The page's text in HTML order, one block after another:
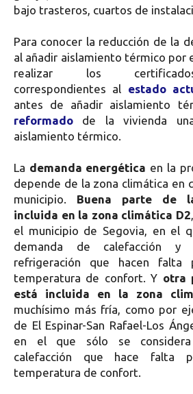
bajo trasteros, cuartos de
Para conocer la reducción de la
al añadir aislamiento térmico por
realizar los
correspondientes al estado
antes de añadir aislamiento
reformado de la vivienda
aislamiento térmico.
La demanda energética en la
depende de la zona climática en
municipio. Buena parte de
incluida en la zona climática D2
el municipio de Segovia, en el
demanda de calefacción
refrigeración que hacen falta
temperatura de confort. Y otra
está incluida en la zona
muchísimo más fría, como por
de El Espinar-San Rafael-Los
en el que sólo se
calefacción que hace falta
temperatura de confort.